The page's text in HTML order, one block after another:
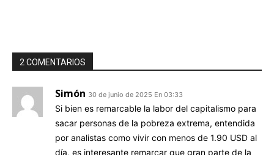
2 COMENTARIOS
Simón 30 de junio de 2025 En 03:33
Si bien es remarcable la labor del capitalismo para
sacar personas de la pobreza extrema, entendida
por analistas como vivir con menos de 1.90 USD al
día, es interesante remarcar que gran parte de la